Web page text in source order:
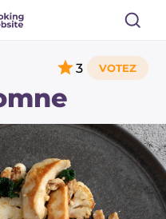
3